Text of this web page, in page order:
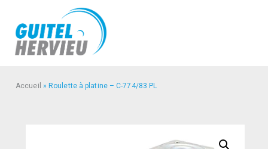
Accueil » Roulette à platine – C-774/83 PL